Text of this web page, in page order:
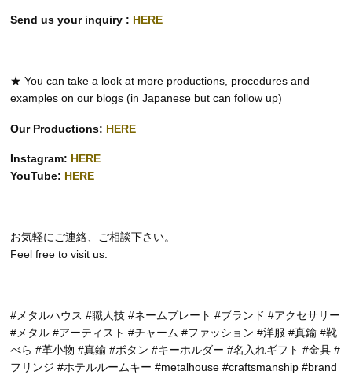
Send us your inquiry : HERE
★ You can take a look at more productions, procedures and
examples on our blogs (in Japanese but can follow up)
Our Productions: HERE
Instagram: HERE
YouTube: HERE
お気軽にご連絡、ご相談下さい。
Feel free to visit us.
#メタルハウス #職人技 #ネームプレート #ブランド #アクセサリー
#メタル #アーティスト #チャーム #ファッション #洋服 #真鍮 #靴
べら #革小物 #真鍮 #ボタン #キーホルダー #名入れギフト #金具 #
フリンジ #ホテルルームキー #metalhouse #craftsmanship #brand